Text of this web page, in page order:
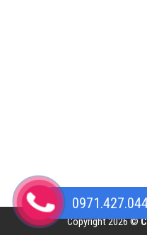
Copyright 2026 ©